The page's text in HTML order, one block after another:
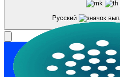
Русский